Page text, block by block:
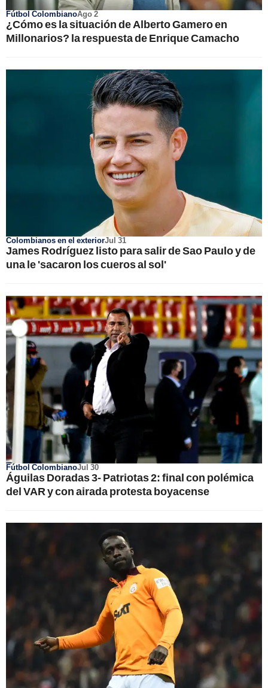
Fútbol ColombianoAgo 2
¿Cómo es la situación de Alberto Gamero en
Millonarios? la respuesta de Enrique Camacho
Colombianos en el exteriorJul 31
James Rodríguez listo para salir de Sao Paulo y de
una le 'sacaron los cueros al sol'
Fútbol ColombianoJul 30
Águilas Doradas 3- Patriotas 2: final con polémica
del VAR y con airada protesta boyacense